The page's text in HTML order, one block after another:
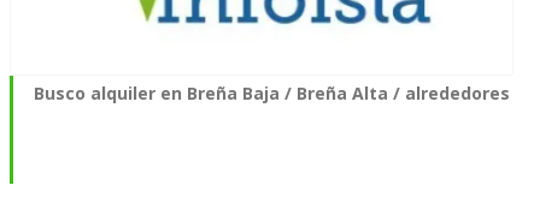
Busco alquiler en Breña Baja / Breña Alta / alrededores